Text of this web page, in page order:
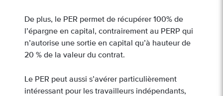
De plus, le PER permet de récupérer 100% de
l’épargne en capital, contrairement au PERP qui
n’autorise une sortie en capital qu’à hauteur de
20 % de la valeur du contrat.
Le PER peut aussi s’avérer particulièrement
intéressant pour les travailleurs indépendants,